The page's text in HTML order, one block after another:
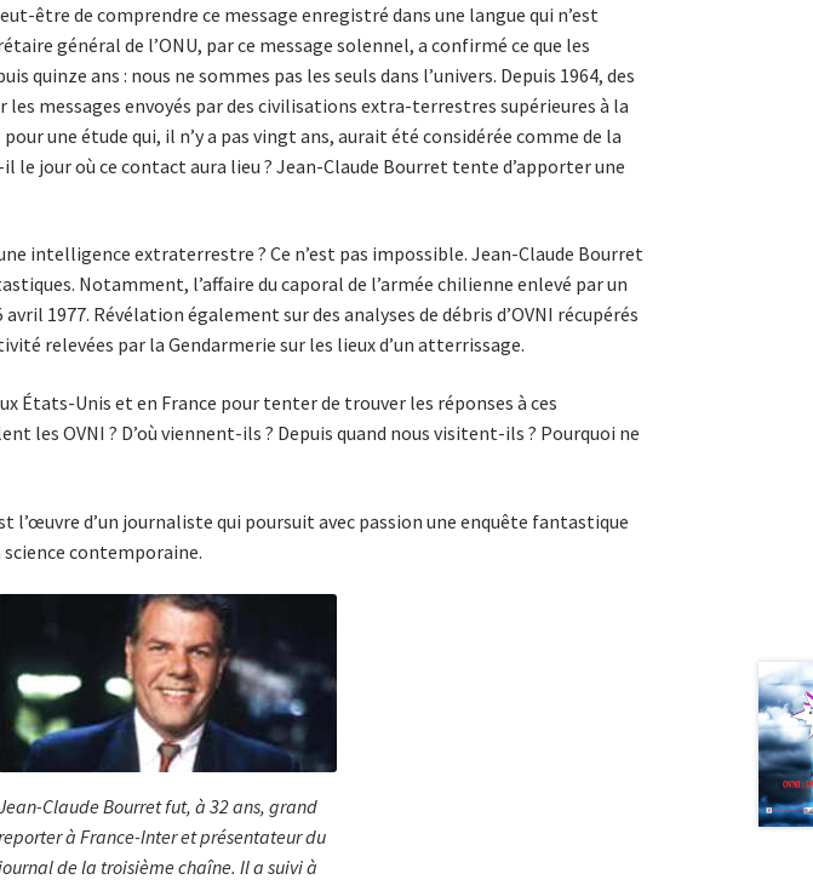
être de comprendre ce message enregistré dans une langue qui n’est
général de l’ONU, par ce message solennel, a confirmé ce que les
quinze ans : nous ne sommes pas les seuls dans l’univers. Depuis 1964, des
messages envoyés par des civilisations extra-terrestres supérieures à la
une étude qui, il n’y a pas vingt ans, aurait été consi­dérée comme de la
le jour où ce contact aura lieu ? Jean-Claude Bourret tente d’apporter une
intelligence extra­terrestre ? Ce n’est pas impossible. Jean-Claude Bourret
Notamment, l’affaire du caporal de l’armée chilienne enlevé par un
avril 1977. Révélation également sur des analyses de débris d’OVNI récupérés
relevées par la Gendarmerie sur les lieux d’un atterrissage.
États-­Unis et en France pour tenter de trouver les réponses à ces
les OVNI ? D’où viennent-ils ? Depuis quand nous visitent-ils ? Pourquoi ne
l’œuvre d’un journaliste qui poursuit avec passion une enquête fantastique
contemporaine.
Claude Bourret fut, à 32 ans, grand
à France-Inter et présentateur du
de la troisième chaîne. Il a suivi à